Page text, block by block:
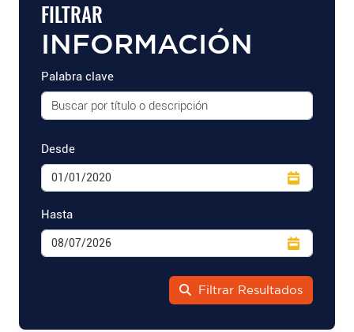
FILTRAR
INFORMACIÓN
Palabra clave
Desde
Hasta
Filtrar Resultados